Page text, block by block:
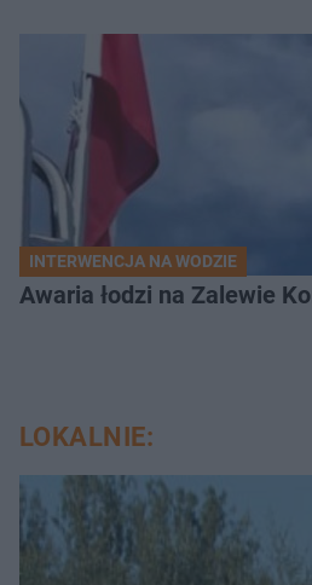
INTERWENCJA NA WODZIE
Awaria łodzi na Zalewie
LOKALNIE: